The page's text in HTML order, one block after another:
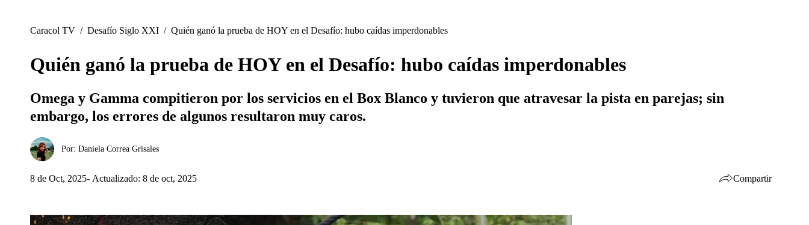
Caracol TV / Desafío Siglo XXI / Quién ganó la prueba de HOY en el Desafío: hubo caídas imperdonables
Quién ganó la prueba de HOY en el Desafío: hubo caídas imperdonables
Omega y Gamma compitieron por los servicios en el Box Blanco y tuvieron que atravesar la pista en parejas; sin
embargo, los errores de algunos resultaron muy caros.
Por: Daniela Correa Grisales
8 de Oct, 2025 Actualizado: 8 de oct, 2025 Compartir